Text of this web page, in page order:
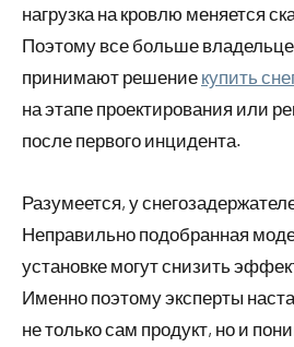
нагрузка на кровлю меняется
Поэтому все больше
принимают решение купить
на этапе проектирования или
после первого инцидента.
Разумеется, у
Неправильно подобранная
установке могут снизить
Именно поэтому эксперты
не только сам продукт, но и